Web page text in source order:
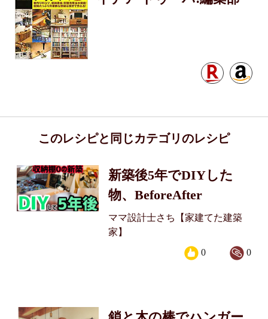
このレシピと同じカテゴリのレシピ
新築後5年でDIYした
物、BeforeAfter
ママ設計士さち【家建てた建築
家】
0
0